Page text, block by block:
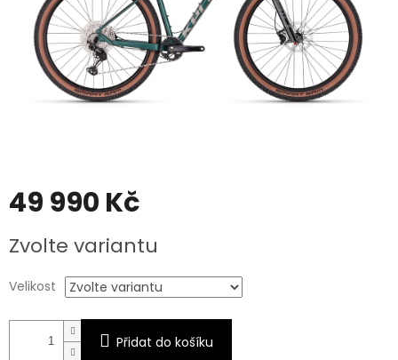
49 990 Kč
cena:
Zvolte variantu
Velikost
Přidat do košíku